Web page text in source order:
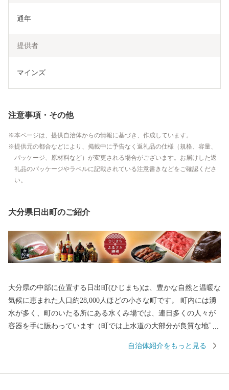
通年
提供者
マインズ
注意事項・その他
本ページは、提供自治体からの情報に基づき、作成しています。
提供元の都合などにより、掲載中に予告なく返礼品の仕様（規格、容量、
パッケージ、原材料など）が変更される場合がございます。お届けした返
礼品のパッケージやラベルに記載されている注意書きなどをご確認くださ
い。
大分県日出町のご紹介
大分県の中部に位置する日出町(ひじまち)は、豊かな自然と温暖な
気候に恵まれた人口約28,000人ほどの小さな町です。 町内には湧
水が多く、町のいたる所にある水くみ場では、連日多くの人々が
容器を手に賑わっています（町では上水道の大部分が良質な地下
しており、真清水と海水が混ざる海域では、町の特産品である高
自治体紹介をもっと見る